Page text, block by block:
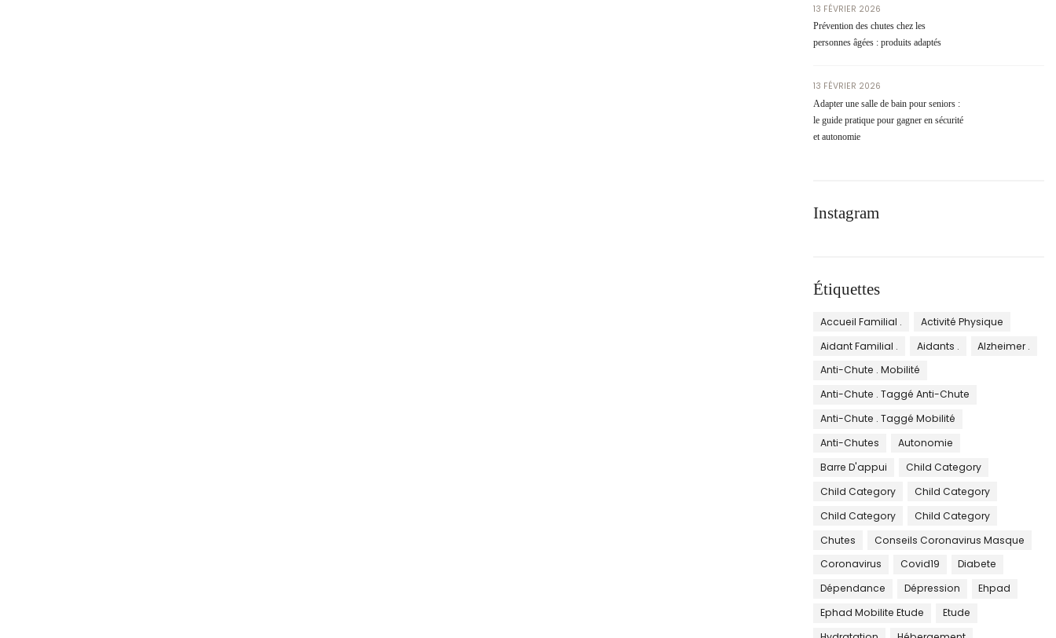
13 FÉVRIER 2026
Prévention des chutes chez les
personnes âgées : produits adaptés
13 FÉVRIER 2026
Adapter une salle de bain pour seniors :
le guide pratique pour gagner en sécurité
et autonomie
Instagram
Étiquettes
Accueil Familial .
Activité Physique
Aidant Familial .
Aidants .
Alzheimer .
Anti-Chute . Mobilité
Anti-Chute . Taggé Anti-Chute
Anti-Chute . Taggé Mobilité
Anti-Chutes
Autonomie
Barre D'appui
Child Category
Child Category
Child Category
Child Category
Child Category
Chutes
Conseils Coronavirus Masque
Coronavirus
Covid19
Diabete
Dépendance
Dépression
Ehpad
Ephad Mobilite Etude
Etude